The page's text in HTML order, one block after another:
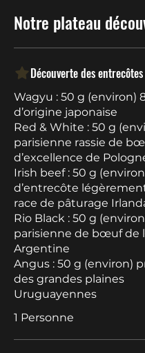
Notre plateau
Découverte des
Wagyu : 50 g (environ)
d’origine japonaise
Red & White : 50 g
parisienne rassie de
d’excellence de
Irish beef : 50 g
d’entrecôte
race de pâturage
Rio Black : 50 g
parisienne de bœuf de
Argentine
Angus : 50 g (environ)
des grandes plaines
Uruguayennes
1 Personne